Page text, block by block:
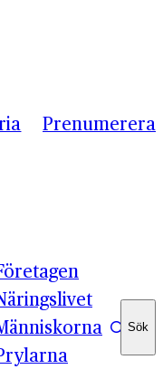
Prenumerera
Sök
Sök